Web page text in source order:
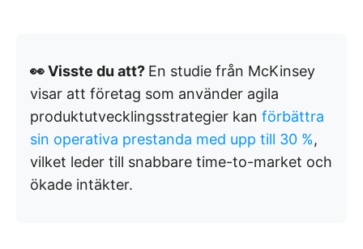
👀 Visste du att? En studie från McKinsey
visar att företag som använder agila
produktutvecklingsstrategier kan förbättra
sin operativa prestanda med upp till 30 %,
vilket leder till snabbare time-to-market och
ökade intäkter.